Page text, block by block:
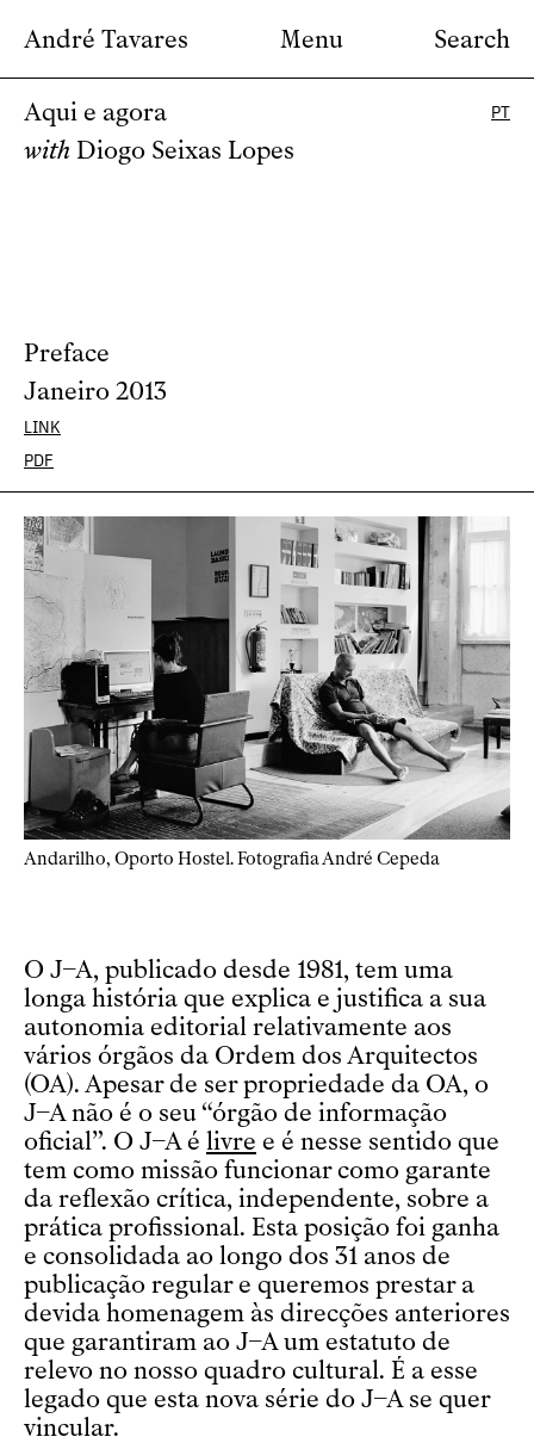
André Tavares Menu Search
PT
Aqui e agora
with Diogo Seixas Lopes
Preface
Janeiro 2013
LINK
PDF
Andarilho, Oporto Hostel. Fotografia André Cepeda
O J–A, publicado desde 1981, tem uma
longa história que explica e justifica a sua
autonomia editorial relativamente aos
vários órgãos da Ordem dos Arquitectos
(OA). Apesar de ser propriedade da OA, o
J–A não é o seu “órgão de informação
oficial”. O J–A é livre e é nesse sentido que
tem como missão funcionar como garante
da reflexão crítica, independente, sobre a
prática profissional. Esta posição foi ganha
e consolidada ao longo dos 31 anos de
publicação regular e queremos prestar a
devida homenagem às direcções anteriores
que garantiram ao J–A um estatuto de
relevo no nosso quadro cultural. É a esse
legado que esta nova série do J–A se quer
vincular.